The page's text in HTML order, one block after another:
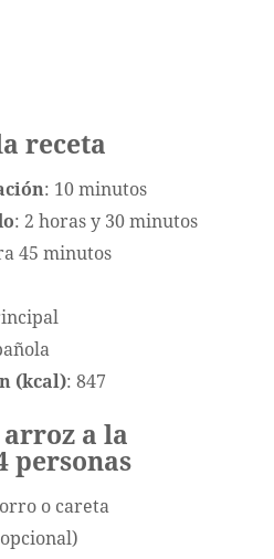
receta
: 10 minutos
: 2 horas y 30 minutos
45 minutos
(kcal): 847
a la
personas
o careta